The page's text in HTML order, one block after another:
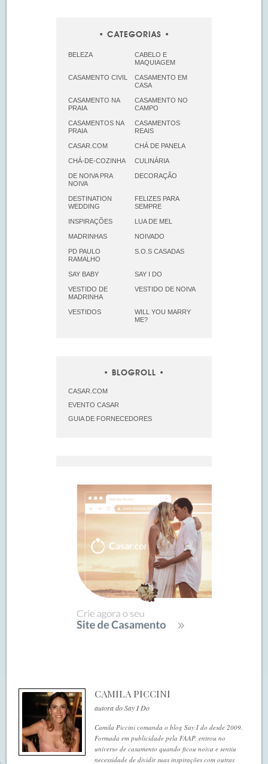
CATEGORIAS
BELEZA
CABELO E
MAQUIAGEM
CASAMENTO CIVIL
CASAMENTO EM
CASA
CASAMENTO NA
PRAIA
CASAMENTO NO
CAMPO
CASAMENTOS NA
PRAIA
CASAMENTOS
REAIS
CASAR.COM CHÁ DE PANELA
CHÁ-DE-COZINHA CULINÁRIA
DE NOIVA PRA
NOIVA
DECORAÇÃO
DESTINATION
WEDDING
FELIZES PARA
SEMPRE
INSPIRAÇÕES LUA DE MEL
MADRINHAS NOIVADO
PD PAULO
RAMALHO
S.O.S CASADAS
SAY BABY SAY I DO
VESTIDO DE
MADRINHA
VESTIDO DE NOIVA
VESTIDOS
WILL YOU MARRY
ME?
BLOGROLL
CASAR.COM
EVENTO CASAR
GUIA DE FORNECEDORES
CAMILA PICCINI
autora do Say I Do
Camila Piccini comanda o blog Say I do desde 2009.
Formada em publicidade pela FAAP, entrou no
universo de casamento quando ficou noiva e sentiu
necessidade de dividir suas inspirações com outras